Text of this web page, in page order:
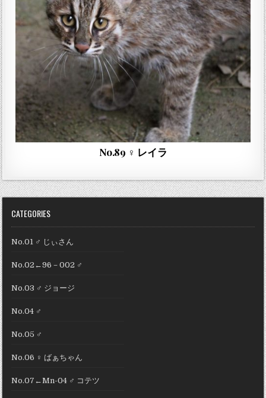
No.89 ♀ レイラ
CATEGORIES
No.01 ♂ じぃさん
No.02←96－002 ♂
No.03 ♂ ジョージ
No.04 ♂
No.05 ♂
No.06 ♀ ばぁちゃん
No.07←Mn-04 ♂ コテツ